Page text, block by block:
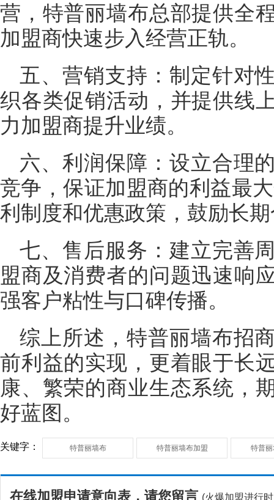
营，特普丽墙布总部提供全
加盟商快速步入经营正轨。
五、营销支持：制定针对
织各类促销活动，并提供线
力加盟商提升业绩。
六、利润保障：设立合理
竞争，保证加盟商的利益最
利制度和优惠政策，鼓励长
七、售后服务：建立完善
盟商及消费者的问题迅速响
强客户粘性与口碑传播。
综上所述，特普丽墙布招
前利益的实现，更着眼于长
康、繁荣的商业生态系统，
好蓝图。
关键字： 特普丽墙布 特普丽墙布加盟 特普
在线加盟申请意向表，请您留言 (火爆加盟进行